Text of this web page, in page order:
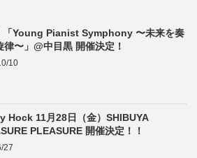
「Young Pianist Symphony 〜未来を奏
律〜」@中目黒 開催決定！
10
Hock 11月28日（金）SHIBUYA
PLEASURE 開催決定！！
27